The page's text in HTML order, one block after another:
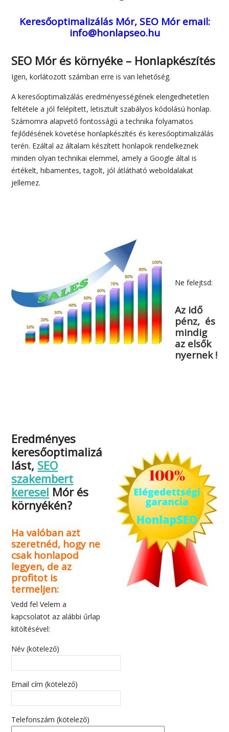
Keresőoptimalizálás Mór, SEO Móremail:
info@honlapseo.hu
SEO Mór és környéke – Honlapkészítés
Igen, korlátozott számban erre is van lehetőség.
A keresőoptimalizálás eredményességének elengedhetetlen
feltétele a jól felépített, letisztult szabályos kódolású honlap.
Számomra alapvető fontosságú a technika folyamatos
fejlődésének követése honlapkészítés és keresőoptimalizálás
terén. Ezáltal az általam készített honlapok rendelkeznek
minden olyan technikai elemmel, amely a Google által is
értékelt, hibamentes, tagolt, jól átlátható weboldalakat
jellemez.
Ne felejtsd:
Az idő
pénz, és
mindig
az elsők
nyernek !
Eredményes
keresőoptimalizá
lást, SEO
szakembert
keresel Mór és
környékén?
Ha valóban azt
szeretnéd, hogy ne
csak honlapod
legyen, de az
profitot is
termeljen:
Vedd fel Velem a
kapcsolatot az alábbi űrlap
kitöltésével:
Név (kötelező)
Email cím (kötelező)
Telefonszám (kötelező)